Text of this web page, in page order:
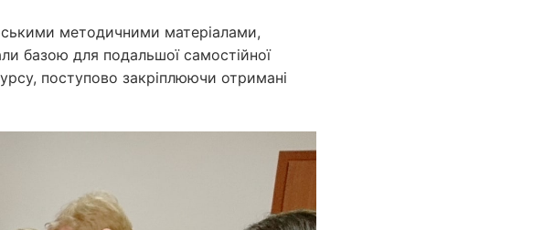
методичними матеріалами,
базою для подальшої самостійної
поступово закріплюючи отримані